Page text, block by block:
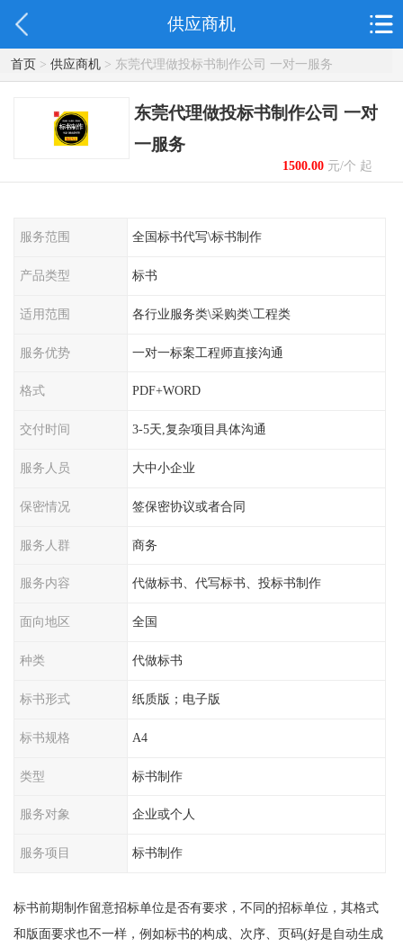
供应商机
首页> 供应商机> 东莞代理做投标书制作公司 一对一服务
东莞代理做投标书制作公司 一对
一服务
1500.00元/个 起
服务范围 全国标书代写\标书制作
产品类型 标书
适用范围 各行业服务类\采购类\工程类
服务优势 一对一标案工程师直接沟通
格式 PDF+WORD
交付时间 3-5天,复杂项目具体沟通
服务人员 大中小企业
保密情况 签保密协议或者合同
服务人群 商务
服务内容 代做标书、代写标书、投标书制作
面向地区 全国
种类 代做标书
标书形式 纸质版；电子版
标书规格 A4
类型 标书制作
服务对象 企业或个人
服务项目 标书制作
标书前期制作留意招标单位是否有要求，不同的招标单位，其格式
和版面要求也不一样，例如标书的构成、次序、页码(好是自动生成